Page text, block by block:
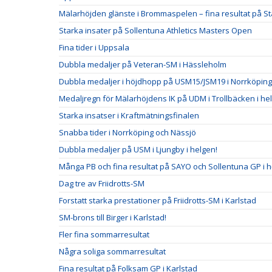
Mälarhöjden glänste i Brommaspelen – fina resultat på
Starka insater på Sollentuna Athletics Masters Open
Fina tider i Uppsala
Dubbla medaljer på Veteran-SM i Hässleholm
Dubbla medaljer i höjdhopp på USM15/JSM19 i Norrköping
Medaljregn för Mälarhöjdens IK på UDM i Trollbäcken i
Starka insatser i Kraftmätningsfinalen
Snabba tider i Norrköping och Nässjö
Dubbla medaljer på USM i Ljungby i helgen!
Många PB och fina resultat på SAYO och Sollentuna GP i
Dag tre av Friidrotts-SM
Forstatt starka prestationer på Friidrotts-SM i Karlstad
SM-brons till Birger i Karlstad!
Fler fina sommarresultat
Några soliga sommarresultat
Fina resultat på Folksam GP i Karlstad